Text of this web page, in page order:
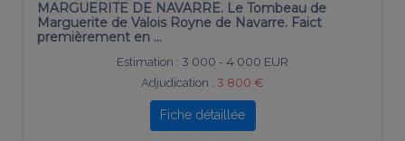
MARGUERITE DE NAVARRE. Le Tombeau de
Marguerite de Valois Royne de Navarre. Faict
premièrement en …
Estimation : 3 000 - 4 000 EUR
Adjudication : 3 800 €
Fiche détaillée